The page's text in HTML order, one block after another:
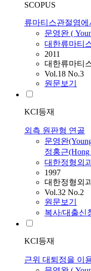
SCOPUS
류마티스관절염
문영완 (
대한류마티
2011
대한류마티
Vol.18 No.3
원문보기
KCI등재
외측 원판형 연골
문영완
정홍근(Hong
대한정형외
1997
대한정형외
Vol.32 No.2
원문보기
복사/대출신
KCI등재
근위 대퇴정을 이